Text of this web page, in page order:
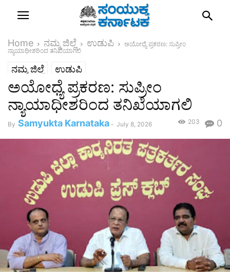
Home ನಮ್ಮ ಜಿಲ್ಲೆ ಉಡುಪಿ
ಅಯೋಧ್ಯೆ ಪ್ರಕರಣ: ಸುಪ್ರೀಂ
ನ್ಯಾಯಾಧೀಶರಿಂದ ತನಿಖೆಯಾಗಲಿ
ನಮ್ಮ ಜಿಲ್ಲೆ ಉಡುಪಿ
ಅಯೋಧ್ಯೆ ಪ್ರಕರಣ: ಸುಪ್ರೀಂ
ನ್ಯಾಯಾಧೀಶರಿಂದ ತನಿಖೆಯಾಗಲಿ
By Samyukta Karnataka - July 8, 2026 0
203